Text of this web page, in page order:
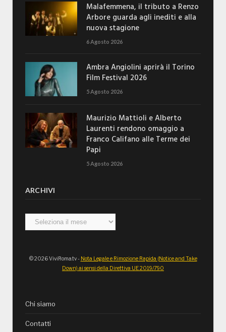
Malafemmena, il tributo a Renzo
Arbore guarda agli inediti e alla
nuova stagione
6 Agosto 2026
Ambra Angiolini aprirà il Torino
Film Festival 2026
5 Agosto 2026
Maurizio Mattioli e Alberto
Laurenti rendono omaggio a
Franco Califano alle Terme dei
Papi
5 Agosto 2026
ARCHIVI
Archivi
© 2026 ViviRoma.tv - Nota Legale e Rimozione Rapida (Notice and Take
Down) ai sensi della Direttiva UE 2019/790
Chi siamo
Contatti